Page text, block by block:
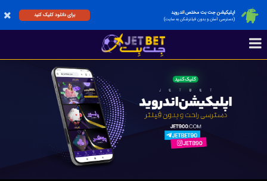
اپلیکیشن جت بت مختص اندروید
(دسترسی آسان و بدون فیلترشکن به سایت)
برای دانلود کلیک کنید